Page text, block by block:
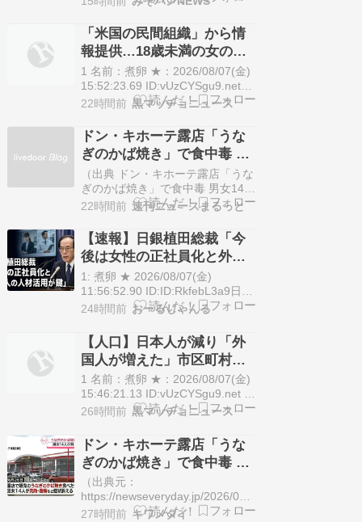
を引き上げるよう勧告を受け、
「しっかりと対応を検討する」と
の考えを示しました。 高市総理
「国民生活や国益…
「米国の民間組織」から情
報提供…18歳未満の女の子
の裸が写った画像を所持か
小学校講師の38歳男を逮捕
1 名前：煮卵 ★：2026/08/07(金)
15:52:23.69 ID:vUzCYSgu9.net
18歳未満の女の子の裸が写った画
講師の男が逮捕されました。 警察
によりますと、逮捕されたのは津
市に住む小学校講師・鈴木敬介容
疑者(38)で、1…
22時間前 黒マッチョニュース
ドン・キホーテ露店「うな
ぎのかば焼き」で食中毒 男
女14人が発熱や腹痛など訴
え…サルモネラ属の菌検出
（出典 ドン・キホーテ露店「うな
ぎのかば焼き」で食中毒 男女14人
が発熱や腹痛など訴え…サルモネ
：2026/08/07(金) 10:47:21.72
ID:LEQeZD+79兵庫県姫路市の
「ドン・キホーテ」の露店で販売
されたうなぎで食中毒…
22時間前 速刊ニュースまるっと
【速報】日銀植田総裁「今
後は女性の正社員化と外国
人の人材活用が鍵」
1: 煮卵 ★ 2026/08/07(金)
11:56:52.90 ID:ID:RkfebL3a9日本
の失業率は騒がれにくい一方、政
した。女性やシニアの参入で支え
られてきた労働市場ですが、低賃
金依存のモデルは限界を迎えつつ
あります。2025年に「団塊…
24時間前 おーるじゃんる
【人口】日本人が減り「外
国人が増えた」市区町村ラ
ンキング…5位は埼玉県川口
市、4位京都市、ではトップ
3は？
1 名前：煮卵 ★：2026/08/07(金)
15:46:21.13 ID:vUzCYSgu9.net 日
本人住民が減る一方で、外国人住
で、人口構成の変化が進んでい
る。総務省が2026年7月29日に公
表した「住民基本台帳に基づく人
口、人口動態及び世…
26時間前 黒マッチョニュース
ドン・キホーテ露店「うな
ぎのかば焼き」で食中毒 男
女14人が発熱や腹痛など訴
え…サルモネラ属の菌検出
（出典元：
https://newseveryday.jp/2026/08/07/
ドン・キホーテ露店「うなぎのか
27時間前 キワメタイ